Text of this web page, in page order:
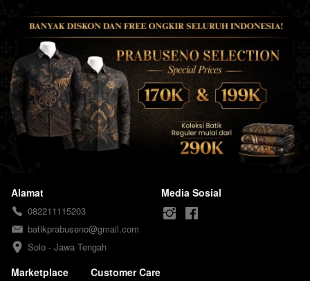
Alamat
082211115203
batikprabuseno@gmail.com
Solo - Jawa Tengah
Media Sosial
Marketplace Customer Care